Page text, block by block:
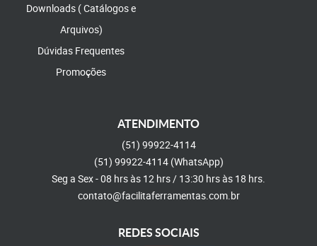
Downloads ( Catálogos e
Arquivos)
Dúvidas Frequentes
Promoções
ATENDIMENTO
(51) 99922-4114
(51) 99922-4114 (WhatsApp)
Seg a Sex - 08 hrs às 12 hrs / 13:30 hrs às 18 hrs.
contato@facilitaferramentas.com.br
REDES SOCIAIS